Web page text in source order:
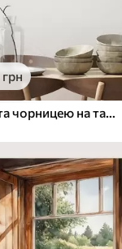
грн
Млинці з сиропом та чорницею на тарілці